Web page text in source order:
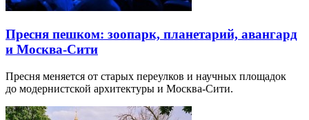
Пресня пешком: зоопарк, планетарий, авангард
и Москва-Сити
Пресня меняется от старых переулков и научных площадок
до модернистской архитектуры и Москва-Сити.